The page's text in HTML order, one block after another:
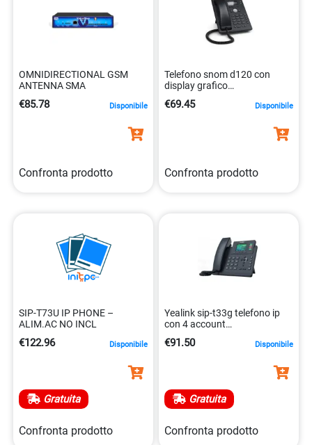
OMNIDIRECTIONAL GSM
ANTENNA SMA
€85.78 Disponibile
Confronta prodotto
Telefono snom d120 con
display grafico
€69.45 Disponibile
Confronta prodotto
SIP-T73U IP PHONE –
ALIM.AC NO INCL
€122.96 Disponibile
Gratuita
Confronta prodotto
Yealink sip-t33g telefono ip
con 4 account
€91.50 Disponibile
Gratuita
Confronta prodotto